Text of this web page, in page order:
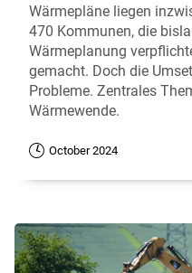
Wärmepläne liegen
470 Kommunen, die
Wärmeplanung
gemacht. Doch die
Probleme. Zentrales
Wärmewende.
October 2024